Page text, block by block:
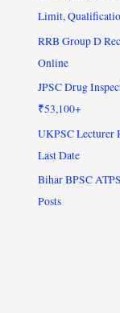
Limit,
RRB Group D
Online
JPSC Drug
₹53,100+
UKPSC Lecturer
Last Date
Bihar BPSC
Posts